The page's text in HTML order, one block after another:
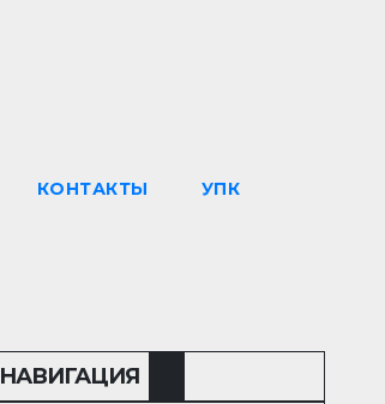
КОНТАКТЫ УПК
НАВИГАЦИЯ